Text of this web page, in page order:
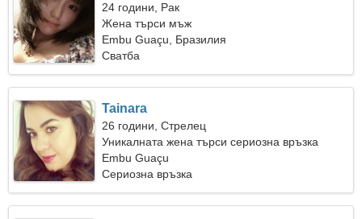
24 години, Рак
Жена търси мъж
Embu Guaçu, Бразилия
Сватба
Tainara
26 години, Стрелец
Уникалната жена търси сериозна връзка
Embu Guaçu
Сериозна връзка